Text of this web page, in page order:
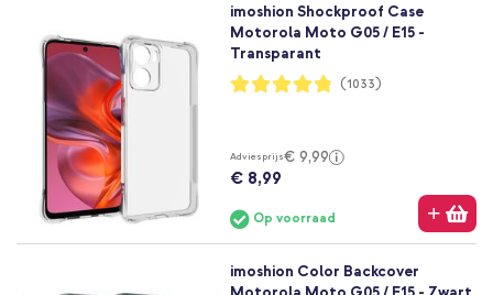
imoshion Shockproof Case
Motorola Moto G05 / E15 -
Transparant
Waardering:
96%
(1033)
Adviesprijs€ 9,99
€ 8,99
Op voorraad
imoshion Color Backcover